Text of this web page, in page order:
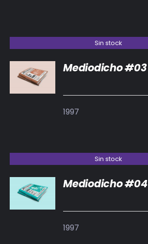
Sin stock
DETALLES
Mediodicho #03
1997
Sin stock
DETALLES
Mediodicho #04
1997